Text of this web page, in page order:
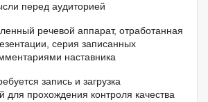
перед аудиторией
речевой аппарат, отработанная
серия записанных
наставника
запись и загрузка
для прохождения контроля качества